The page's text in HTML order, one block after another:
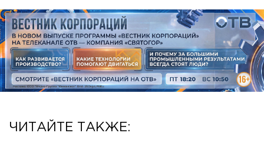
ЧИТАЙТЕ ТАКЖЕ: